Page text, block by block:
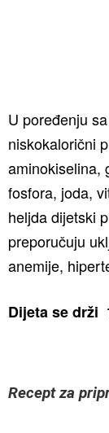
U poređenju
niskokalorični
aminokiselina,
fosfora, joda,
heljda dijetski
preporučuju
anemije,
Dijeta se drži
Recept za